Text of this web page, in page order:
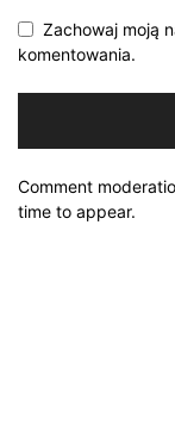
Zachowaj moją
komentowania.
Comment
time to appear.